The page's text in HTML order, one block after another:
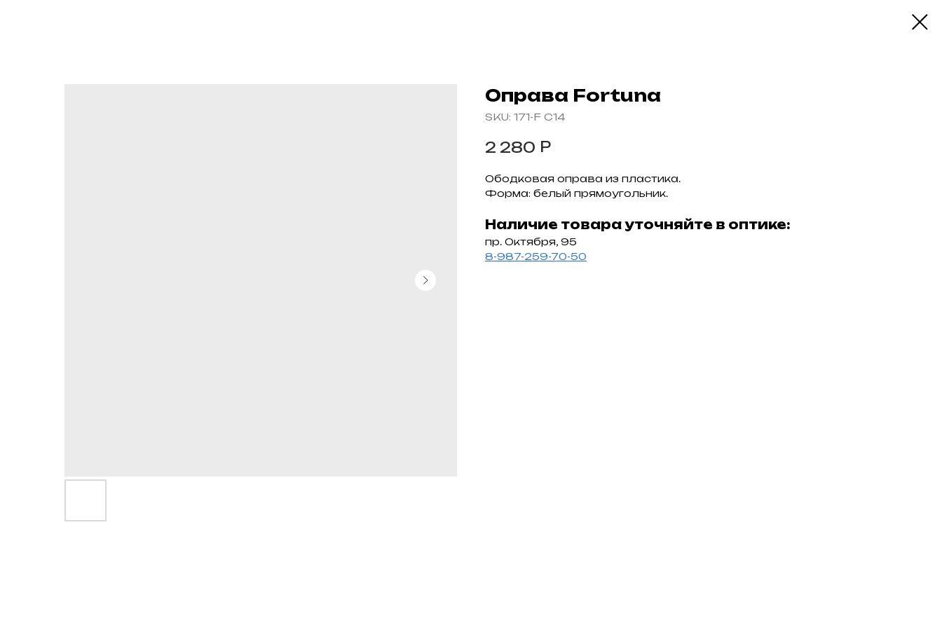
Оправа Fortuna
SKU: 171-F C14
2 280 Р
Ободковая оправа из пластика.
Форма: белый прямоугольник.
Наличие товара уточняйте в оптике:
пр. Октября, 95
8-987-259-70-50